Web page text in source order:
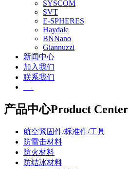
SYSCOM
SVT
E-SPHERES
Haydale
BNNano
Giannuzzi
新闻中心
加入我们
联系我们
产品中心Product Center
航空紧固件/标准件/工具
防雷击材料
防火材料
防结冰材料